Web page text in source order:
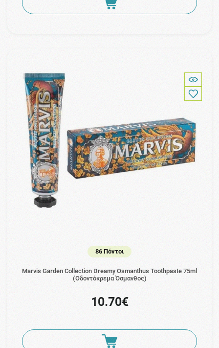
86 Πόντοι
Marvis Garden Collection Dreamy Osmanthus Toothpaste 75ml
(Οδοντόκρεμα Όσμανθος)
10.70€